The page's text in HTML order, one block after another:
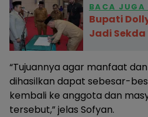
BACA JUGA
Bupati
Jadi Sekda
“Tujuannya agar manfaat
dihasilkan dapat sebesar-
kembali ke anggota dan
tersebut,” jelas Sofyan.